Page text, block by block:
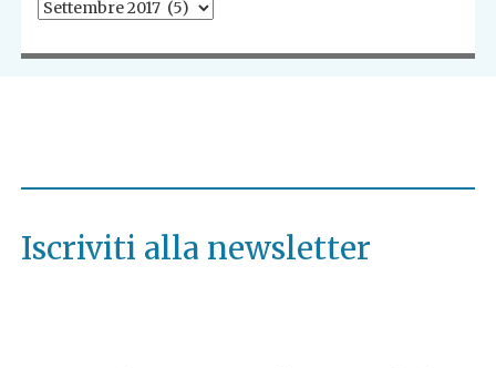
Iscriviti alla newsletter